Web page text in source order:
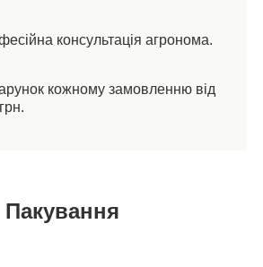
консультація агронома.
кожному замовленню від
Пакування